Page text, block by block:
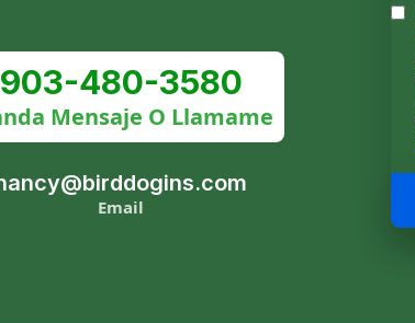
903-480-3580
Mensaje O Llamame
Email